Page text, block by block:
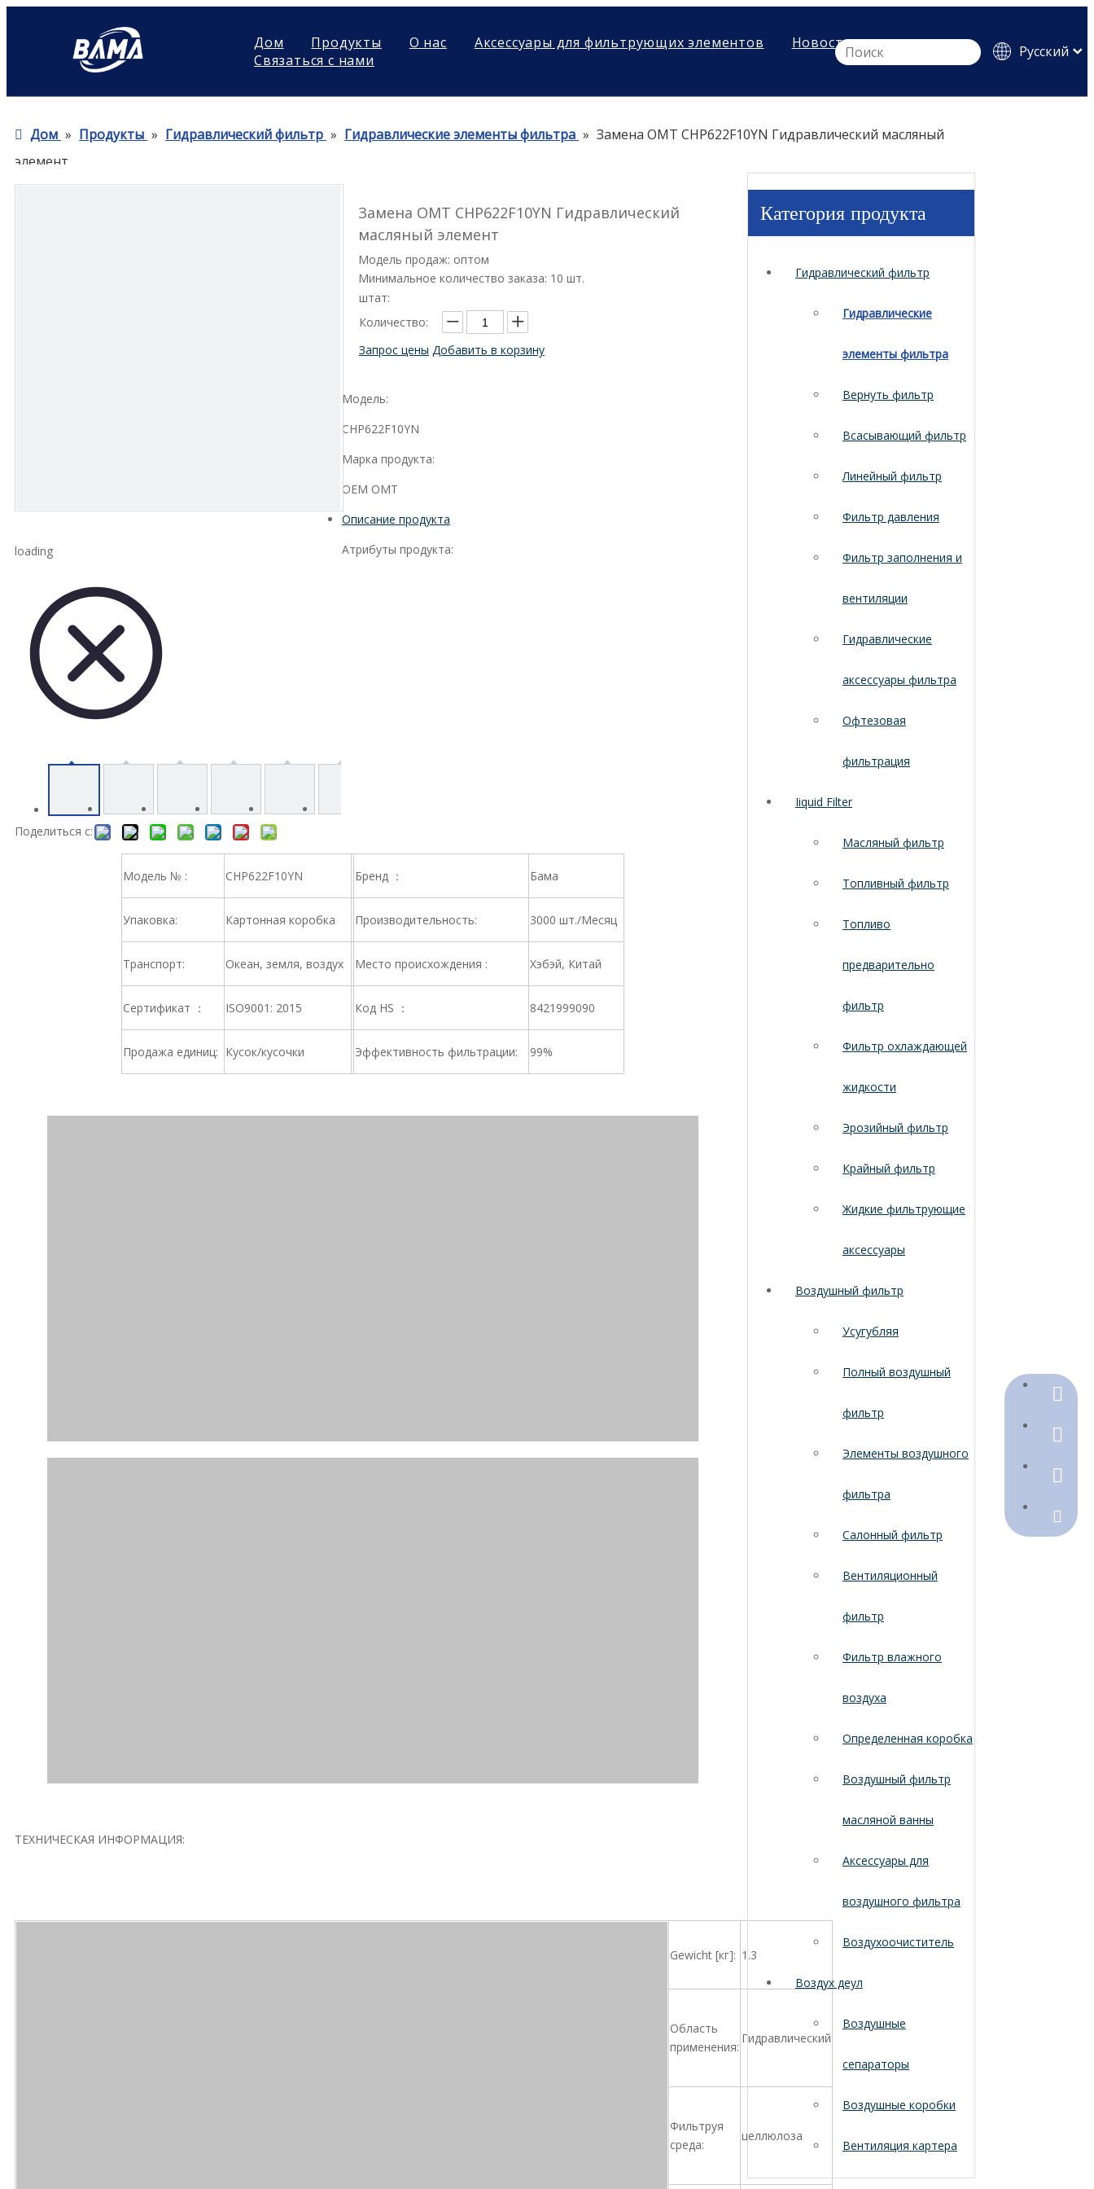
Дом Продукты О нас Аксессуары для фильтрующих элементов
Новости
Связаться с нами
Pусский
Дом » Продукты » Гидравлический фильтр » Гидравлические элементы фильтра » Замена OMT CHP622F10YN Гидравлический масляный
элемент
loading
Поделиться с:
Замена OMT CHP622F10YN Гидравлический
масляный элемент
Модель продаж: оптом
Минимальное количество заказа: 10 шт.
штат:
Количество:
Запрос цены Добавить в корзину
Модель:
CHP622F10YN
Марка продукта:
OEM OMT
Описание продукта
Атрибуты продукта:
Модель № : CHP622F10YN Бренд ： Бама
Упаковка: Картонная коробка Производительность: 3000 шт./Месяц
Транспорт: Океан, земля, воздух Место происхождения : Хэбэй, Китай
Сертификат ： ISO9001: 2015 Код HS ： 8421999090
Продажа единиц: Кусок/кусочки Эффективность фильтрации: 99%
ТЕХНИЧЕСКАЯ ИНФОРМАЦИЯ:
Gewicht [кг]: 1.3
Область
применения:
Гидравлический
Фильтруя
среда:
целлюлоза
Категория продукта
Гидравлический фильтр
Гидравлические
элементы фильтра
Вернуть фильтр
Всасывающий фильтр
Линейный фильтр
Фильтр давления
Фильтр заполнения и
вентиляции
Гидравлические
аксессуары фильтра
Офтезовая
фильтрация
Iiquid Filter
Масляный фильтр
Топливный фильтр
Топливо
предварительно
фильтр
Фильтр охлаждающей
жидкости
Эрозийный фильтр
Крайный фильтр
Жидкие фильтрующие
аксессуары
Воздушный фильтр
Усугубляя
Полный воздушный
фильтр
Элементы воздушного
фильтра
Салонный фильтр
Вентиляционный
фильтр
Фильтр влажного
воздуха
Определенная коробка
Воздушный фильтр
масляной ванны
Аксессуары для
воздушного фильтра
Воздухоочиститель
Воздух деул
Воздушные
сепараторы
Воздушные коробки
Вентиляция картера
+86-